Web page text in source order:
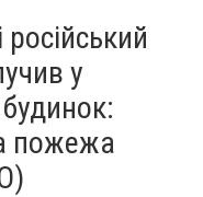
російський
у
пожежа